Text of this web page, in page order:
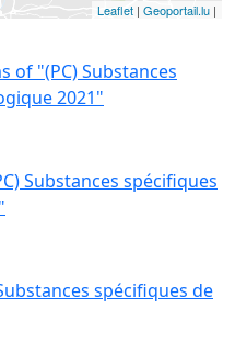
Leaflet | Geoportail.lu |
of "(PC) Substances
2021"
Substances spécifiques
spécifiques de